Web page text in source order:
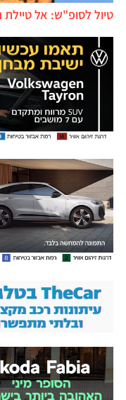
טיול לסופ"ש: אל